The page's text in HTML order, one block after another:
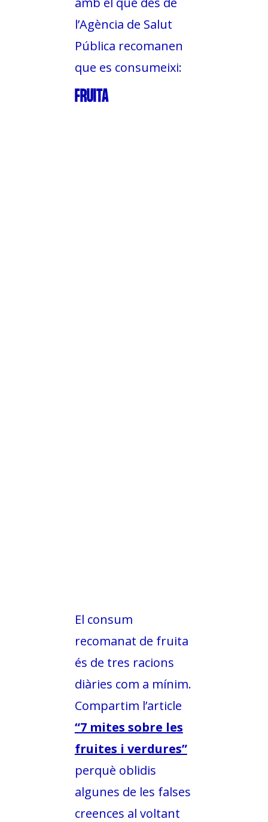
l’Agència de Salut
Pública recomanen
que es consumeixi:
FRUITA
El consum
recomanat de fruita
és de tres racions
diàries com a mínim.
Compartim l’article
“7 mites sobre les
fruites i verdures”
perquè oblidis
algunes de les falses
creences al voltant